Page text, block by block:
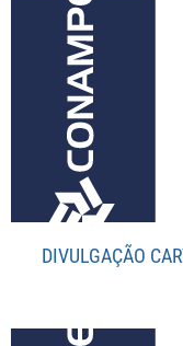
DIVULGAÇÃO